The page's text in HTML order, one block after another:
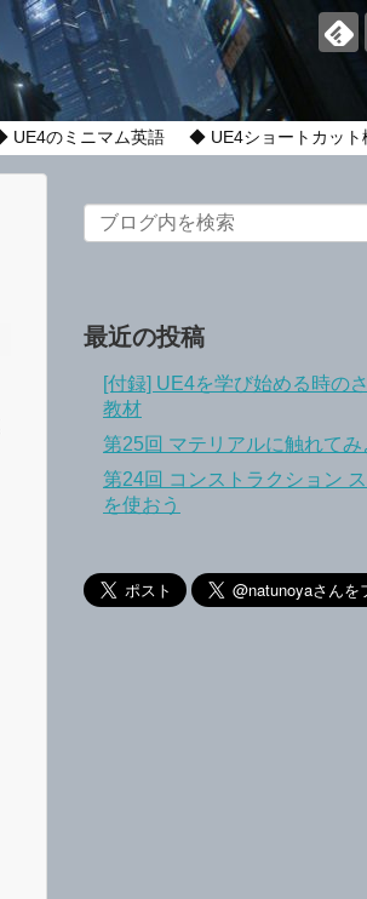
UE4のミニマム英語 ◆ UE4ショートカット
最近の投稿
[付録] UE4を学び始める時の
教材
第25回 マテリアルに触れてみ
第24回 コンストラクション
を使おう